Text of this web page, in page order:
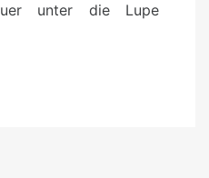
unter die Lupe